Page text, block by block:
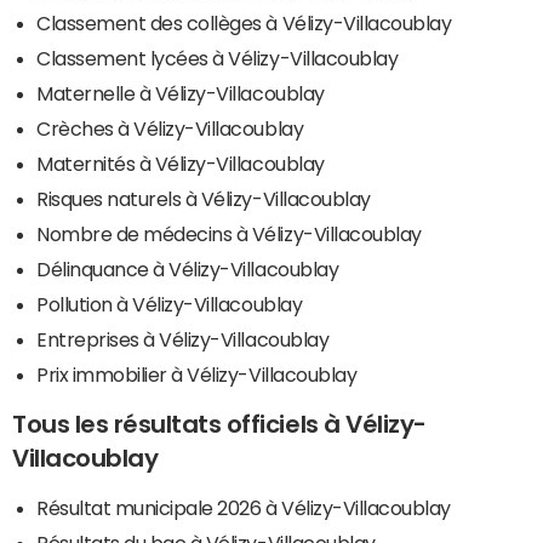
Classement des collèges à Vélizy-Villacoublay
Classement lycées à Vélizy-Villacoublay
Maternelle à Vélizy-Villacoublay
Crèches à Vélizy-Villacoublay
Maternités à Vélizy-Villacoublay
Risques naturels à Vélizy-Villacoublay
Nombre de médecins à Vélizy-Villacoublay
Délinquance à Vélizy-Villacoublay
Pollution à Vélizy-Villacoublay
Entreprises à Vélizy-Villacoublay
Prix immobilier à Vélizy-Villacoublay
Tous les résultats officiels à Vélizy-
Villacoublay
Résultat municipale 2026 à Vélizy-Villacoublay